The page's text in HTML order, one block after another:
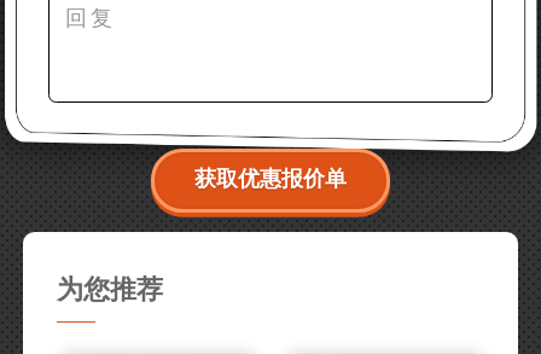
获取优惠报价单
为您推荐